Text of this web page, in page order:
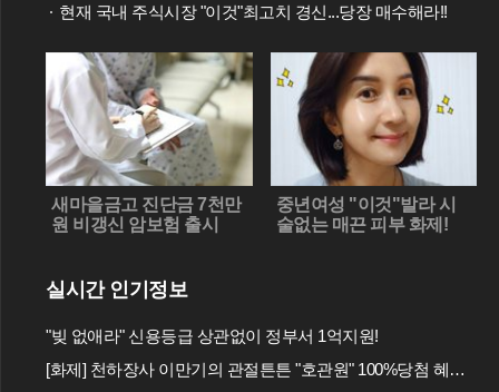
현재 국내 주식시장 "이것"최고치 경신...당장 매수해라!!
새마을금고 진단금 7천만
원 비갱신 암보험 출시
중년여성 "이것"발라 시
술없는 매끈 피부 화제!
실시간 인기정보
"빚 없애라" 신용등급 상관없이 정부서 1억지원!
[화제] 천하장사 이만기의 관절튼튼 "호관원" 100%당첨 혜택 난리나!!